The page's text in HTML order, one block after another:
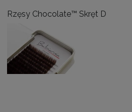
Rzęsy Chocolate™ Skręt D